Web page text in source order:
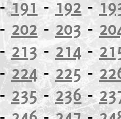
191- 192 -
- 202 - 203 -
213- 214-
224- 225-
235-236-